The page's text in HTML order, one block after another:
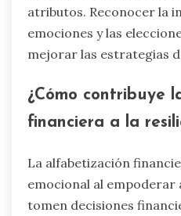
atributos. Reconocer la
emociones y las
mejorar las estrategias
¿Cómo contribuye
financiera a la
La alfabetización
emocional al empoderar
tomen decisiones